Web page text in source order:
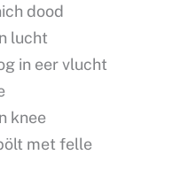
dood
lucht
in eer vlucht
knee
met felle